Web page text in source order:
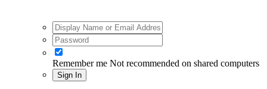
Remember me Not recommended on shared computers
Sign In